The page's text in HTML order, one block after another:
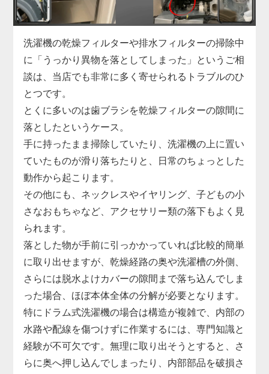
「家電の達人」では、こうした水漏れに対して洗濯
機を分解しての内部点検を実施し、漏れの原因箇所
を正確に特定。
部品の交換から再接続、シーリングの補修まで迅速
に対応します。
縦型・ドラム式問わず、各メーカーの機種に対応し
ており、最短即日での訪問も可能です。
小さな水漏れでも早めの対処が肝心。
気になる症状があれば、まずはお気軽にご相談くだ
さい。
洗濯機の乾燥フィルターや排水フィルターの掃除中
に「うっかり異物を落としてしまった」というご相
談は、当店でも非常に多く寄せられるトラブルのひ
とつです。
とくに多いのは歯ブラシを乾燥フィルターの隙間に
落としたというケース。
手に持ったまま掃除していたり、洗濯機の上に置い
ていたものが滑り落ちたりと、日常のちょっとした
動作から起こります。
その他にも、ネックレスやイヤリング、子どもの小
さなおもちゃなど、アクセサリー類の落下もよく見
られます。
落とした物が手前に引っかかっていれば比較的簡単
に取り出せますが、乾燥経路の奥や洗濯槽の外側、
さらには脱水よけカバーの隙間まで落ち込んでしま
った場合、ほぼ本体全体の分解が必要となります。
特にドラム式洗濯機の場合は構造が複雑で、内部の
水路や配線を傷つけずに作業するには、専門知識と
経験が不可欠です。無理に取り出そうとすると、さ
らに奥へ押し込んでしまったり、内部部品を破損さ